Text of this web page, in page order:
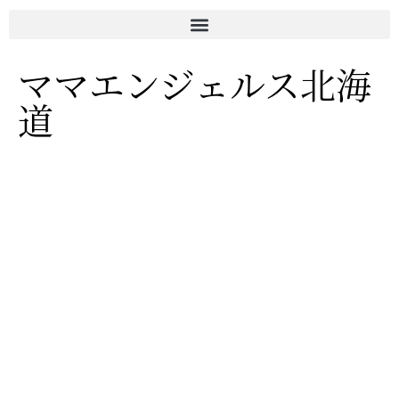
ママエンジェルス北海
道